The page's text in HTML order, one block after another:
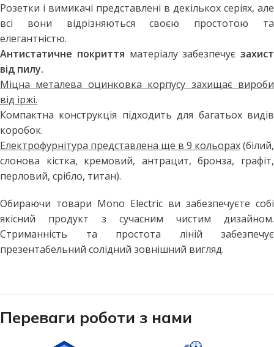
Розетки і вимикачі представлені в декількох серіях, але
всі вони відрізняються своєю простотою та
елегантністю.
Антистатичне покриття матеріалу забезпечує захист
від пилу.
Міцна металева оцинковка корпусу захищає вироби
від іржі.
Компактна конструкція підходить для багатьох видів
коробок.
Електрофурнітура представлена ще в 9 кольорах(білий,
слонова кістка, кремовий, антрацит, бронза, графіт,
перловий, срібло, титан).
Обираючи товари Mono Electric ви забезпечуєте собі
якісний продукт з сучасним чистим дизайном.
Стриманність та простота ліній забезпечує
презентабельний солідний зовнішний вигляд.
Переваги роботи з нами